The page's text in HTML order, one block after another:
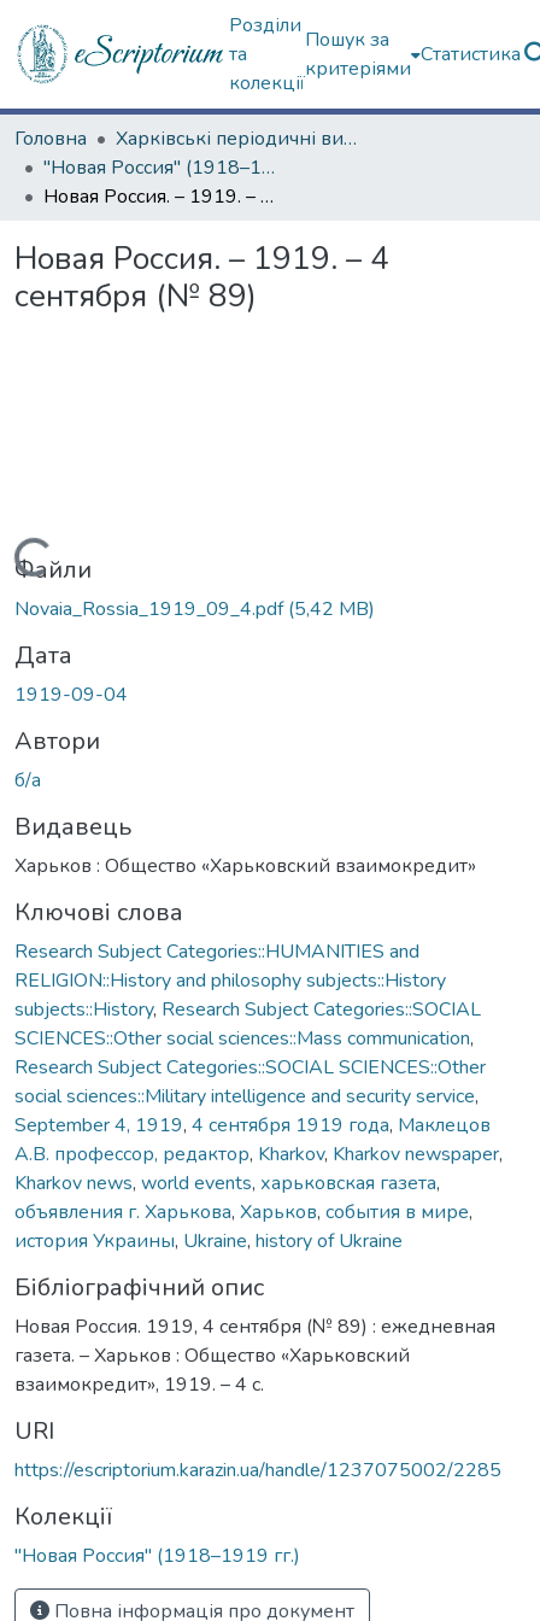
Розділи
та
колекції
Пошук за
критеріями
Статистика
Головна
Харківські періодичні видання
"Новая Россия" (1918–1919 гг.)
Новая Россия. – 1919. – 4 сентября (№ 89)
Новая Россия. – 1919. – 4
сентября (№ 89)
Вантажиться...
Файли
Novaia_Rossia_1919_09_4.pdf(5,42 MB)
Дата
1919-09-04
Автори
б/а
Видавець
Харьков : Общество «Харьковский взаимокредит»
Ключові слова
Research Subject Categories::HUMANITIES and
RELIGION::History and philosophy subjects::History
subjects::History, Research Subject Categories::SOCIAL
SCIENCES::Other social sciences::Mass communication,
Research Subject Categories::SOCIAL SCIENCES::Other
social sciences::Military intelligence and security service,
September 4, 1919, 4 сентября 1919 года, Маклецов
А.В. профессор, редактор, Kharkov, Kharkov newspaper,
Kharkov news, world events, харьковская газета,
объявления г. Харькова, Харьков, события в мире,
история Украины, Ukraine, history of Ukraine
Бібліографічний опис
Новая Россия. 1919, 4 сентября (№ 89) : ежедневная
газета. – Харьков : Общество «Харьковский
взаимокредит», 1919. – 4 с.
URI
https://escriptorium.karazin.ua/handle/1237075002/2285
Колекції
"Новая Россия" (1918–1919 гг.)
Повна інформація про документ